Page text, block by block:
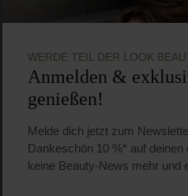
WERDE TEIL DER LOOK
Anmelden &
genießen!
Melde dich jetzt zum
Dankeschön 10 %* auf
keine Beauty-News mehr und